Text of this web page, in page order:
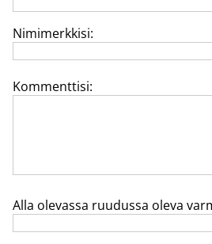
Nimimerkkisi:
Kommenttisi:
Alla olevassa ruudussa oleva